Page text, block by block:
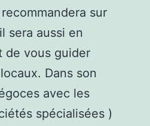
sur
sera aussi en
de vous guider
Dans son
avec les
spécialisées )